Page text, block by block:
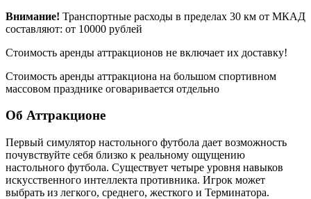
Внимание! Транспортные расходы в пределах 30 км от МКАД
составляют: от 10000 рублей
Стоимость аренды аттракционов не включает их доставку!
Стоимость аренды аттракциона на большом спортивном
массовом празднике оговаривается отдельно
Об Аттракционе
Первый симулятор настольного футбола дает возможность
почувствуйте себя близко к реальному ощущению
настольного футбола. Существует четыре уровня навыков
искусственного интеллекта противника. Игрок может
выбрать из легкого, среднего, жесткого и Терминатора.